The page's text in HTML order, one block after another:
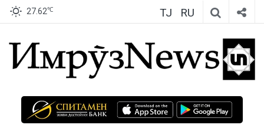
27.62℃ TJ RU
ИмрӯзNews